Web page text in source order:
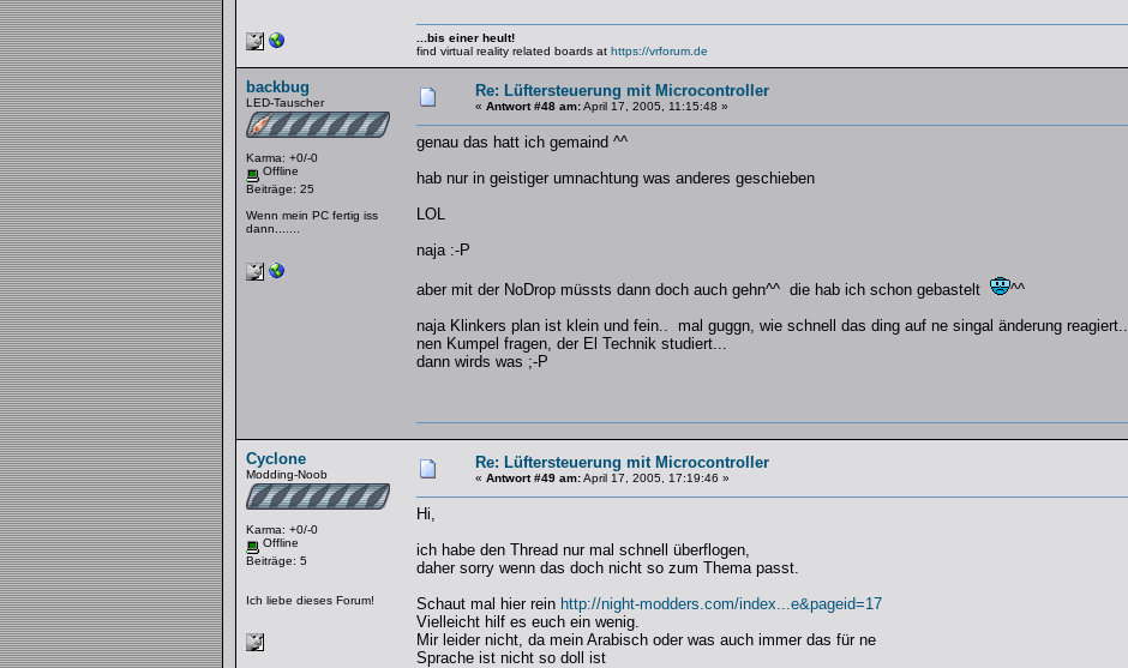
...bis einer heult!
find virtual reality related boards at https://vrforum.de
backbug
LED-Tauscher
Karma: +0/-0
Offline
Beiträge: 25
Wenn mein PC fertig iss
dann.......
Re: Lüftersteuerung mit Microcontroller
« Antwort #48 am:April 17, 2005, 11:15:48 »
genau das hatt ich gemaind ^^
hab nur in geistiger umnachtung was anderes geschieben
LOL
naja :-P
aber mit der NoDrop müssts dann doch auch gehn^^ die hab ich schon gebastelt
^^
naja Klinkers plan ist klein und fein.. mal guggn, wie schnell das ding auf ne singal änderung reagiert..
nen Kumpel fragen, der El Technik studiert...
dann wirds was ;-P
Cyclone
Modding-Noob
Karma: +0/-0
Offline
Beiträge: 5
Ich liebe dieses Forum!
Re: Lüftersteuerung mit Microcontroller
« Antwort #49 am:April 17, 2005, 17:19:46 »
Hi,
ich habe den Thread nur mal schnell überflogen,
daher sorry wenn das doch nicht so zum Thema passt.
Schaut mal hier rein http://night-modders.com/index...e&pageid=17
Vielleicht hilf es euch ein wenig.
Mir leider nicht, da mein Arabisch oder was auch immer das für ne
Sprache ist nicht so doll ist